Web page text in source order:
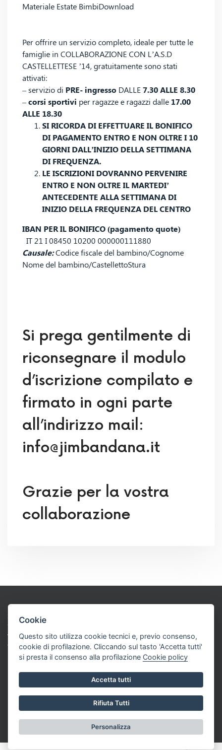
Materiale Estate BimbiDownload
Per offrire un servizio completo, ideale per tutte le
famiglie in COLLABORAZIONE CON L’A.S.D
CASTELLETTESE ’14, gratuitamente sono stati
attivati:
– servizio di PRE- ingresso DALLE7.30 ALLE 8.30
–corsi sportivi per ragazze e ragazzi dalle 17.00
ALLE 18.30
SI RICORDA DI EFFETTUARE IL BONIFICO
DI PAGAMENTO ENTRO E NON OLTRE I 10
GIORNI DALL’INIZIO DELLA SETTIMANA
DI FREQUENZA.
LE ISCRIZIONI DOVRANNO PERVENIRE
ENTRO E NON OLTRE IL MARTEDI’
ANTECEDENTE ALLA SETTIMANA DI
INIZIO DELLA FREQUENZA DEL CENTRO
IBAN PER IL BONIFICO (pagamento quote)
IT 21 I 08450 10200 000000111880
Causale:Codice fiscale del bambino/Cognome
Nome del bambino/CastellettoStura
Si prega gentilmente di
riconsegnare il modulo
d’iscrizione compilato e
firmato in ogni parte
all’indirizzo mail:
info@jimbandana.it
Grazie per la vostra
collaborazione
SOCIETA’ COOPERATIVA SOCIALE
“GLI AMICI DI JIM BANDANA”
Via A. Bassignano 46 – 12100 Cuneo - Partita Iva: 02732270042
Tel: 0171 634868 Cell: +39. 3346532444
info@jimbandana.it - amministrazione@jimbandana.it
Informativa Privacy & Cookies
Realizzato da Leonardo Web
Aperto dal martedì al giovedì | Mattino: 10:30 – 12:00
Pomeriggio: 16:00 – 18.00
Cookie
Questo sito utilizza cookie tecnici e, previo consenso,
cookie di profilazione. Cliccando sul tasto 'Accetta tutti'
si presta il consenso alla profilazione Cookie policy
Accetta tutti
Rifiuta Tutti
Personalizza